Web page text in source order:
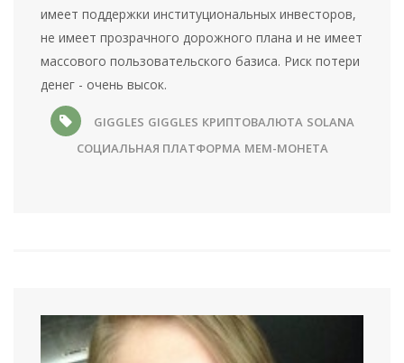
имеет поддержки институциональных инвесторов,
не имеет прозрачного дорожного плана и не имеет
массового пользовательского базиса. Риск потери
денег - очень высок.
GIGGLES GIGGLES КРИПТОВАЛЮТА SOLANA
СОЦИАЛЬНАЯ ПЛАТФОРМА МЕМ-МОНЕТА